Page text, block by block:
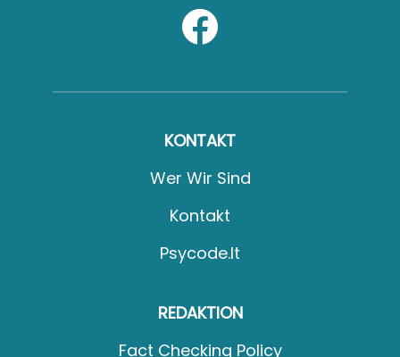
KONTAKT
Wer Wir Sind
Kontakt
Psycode.it
REDAKTION
Fact Checking Policy